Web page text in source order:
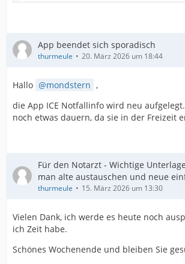
App beendet sich sporadisch
thurmeule 20. März 2026 um 18:44
Hallo mondstern ,
die App ICE Notfallinfo wird neu
noch etwas dauern, da sie in der Freizeit
Für den Notarzt - Wichtige
man alte austauschen und neue
thurmeule 15. März 2026 um 13:30
Vielen Dank, ich werde es heute noch
ich Zeit habe.
Schönes Wochenende und bleiben Sie